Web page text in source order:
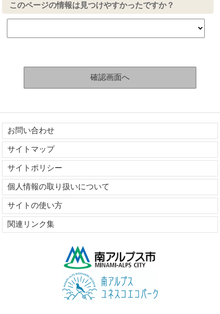
このページの情報は見つけやすかったですか？
お問い合わせ
サイトマップ
サイトポリシー
個人情報の取り扱いについて
サイトの使い方
関連リンク集